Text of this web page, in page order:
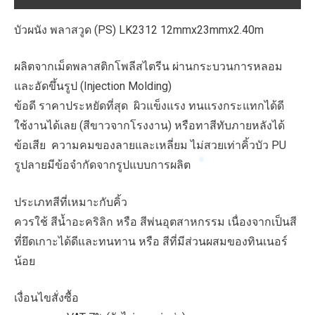
บัวผนัง พลาสวูด (PS) LK2312 12mmx23mmx2.40m
ผลิตจากเม็ดพลาสติกโพลีสไตรีน ผ่านกระบวนการหลอม
และอัดขึ้นรูป (Injection Molding)
ข้อดี ราคาประหยัดที่สุด ผิวแข็งแรง ทนแรงกระแทกได้ดี
ใช้งานได้เลย (สีขาวจากโรงงาน) หรือทาสีทับภายหลังได้
ข้อเสีย ความคมของลายและเหลี่ยม ไม่สวยเท่าคิ้วบัว PU
รูปลายมีข้อจำกัดจากรูปแบบการผลิต
ประเภทสีที่เหมาะกับคิ้ว
ควรใช้ สีน้ำอะคริลิก หรือ สีพ่นอุตสาหกรรม เนื่องจากเป็นสี
ที่ยึดเกาะได้ดีและทนทาน หรือ สีที่มีส่วนผสมของทินเนอร์
น้อย
เงื่อนไขสั่งซื้อ